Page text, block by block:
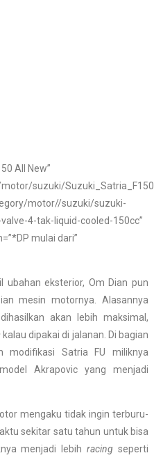
All New”
suzuki/
motor//suzuki/suzuki-
4-tak-liquid-cooled-150cc”
mulai dari”
ubahan eksterior, Om Dian pun
mesin motornya. Alasannya
akan lebih maksimal,
kalau dipakai di jalanan. Di bagian
modifikasi Satria FU miliknya
Akrapovic yang menjadi
mengaku tidak ingin terburu-
sekitar satu tahun untuk bisa
menjadi lebihracing seperti